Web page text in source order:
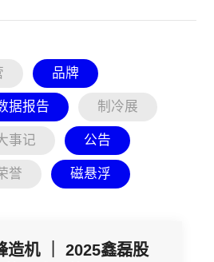
品牌
据报告 制冷展
事记 公告
誉 磁悬浮
造机 ｜ 2025鑫磊股